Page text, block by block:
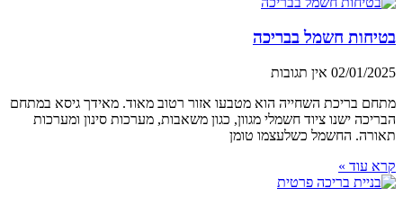
בטיחות חשמל בבריכה
02/01/2025 אין תגובות
מתחם בריכת השחייה הוא מטבעו אזור רטוב מאוד. מאידך גיסא במתחם
הבריכה ישנו ציוד חשמלי מגוון, כגון משאבות, מערכות סינון ומערכות
תאורה. החשמל כשלעצמו טומן
קרא עוד »